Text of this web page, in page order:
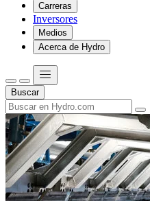
Carreras
Inversores
Medios
Acerca de Hydro
Buscar